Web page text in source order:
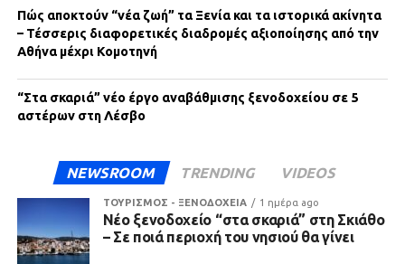
Πώς αποκτούν “νέα ζωή” τα Ξενία και τα ιστορικά ακίνητα
– Τέσσερις διαφορετικές διαδρομές αξιοποίησης από την
Αθήνα μέχρι Κομοτηνή
“Στα σκαριά” νέο έργο αναβάθμισης ξενοδοχείου σε 5
αστέρων στη Λέσβο
NEWSROOM TRENDING VIDEOS
ΤΟΥΡΙΣΜΟΣ - ΞΕΝΟΔΟΧΕΙΑ 1 ημέρα ago
Νέο ξενοδοχείο “στα σκαριά” στη Σκιάθο
– Σε ποιά περιοχή του νησιού θα γίνει